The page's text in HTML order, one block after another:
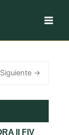
→
II FIV